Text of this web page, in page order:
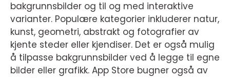
bakgrunnsbilder og til og med interaktive
varianter. Populære kategorier inkluderer natur,
kunst, geometri, abstrakt og fotografier av
kjente steder eller kjendiser. Det er også mulig
å tilpasse bakgrunnsbilder ved å legge til egne
bilder eller grafikk. App Store bugner også av